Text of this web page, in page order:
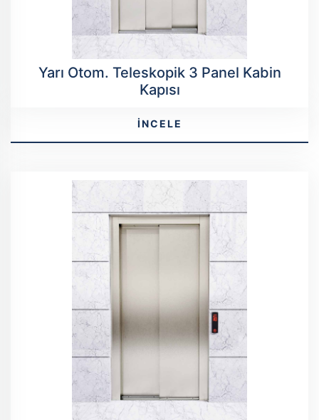
Yarı Otom. Teleskopik 3 Panel Kabin
Kapısı
İNCELE